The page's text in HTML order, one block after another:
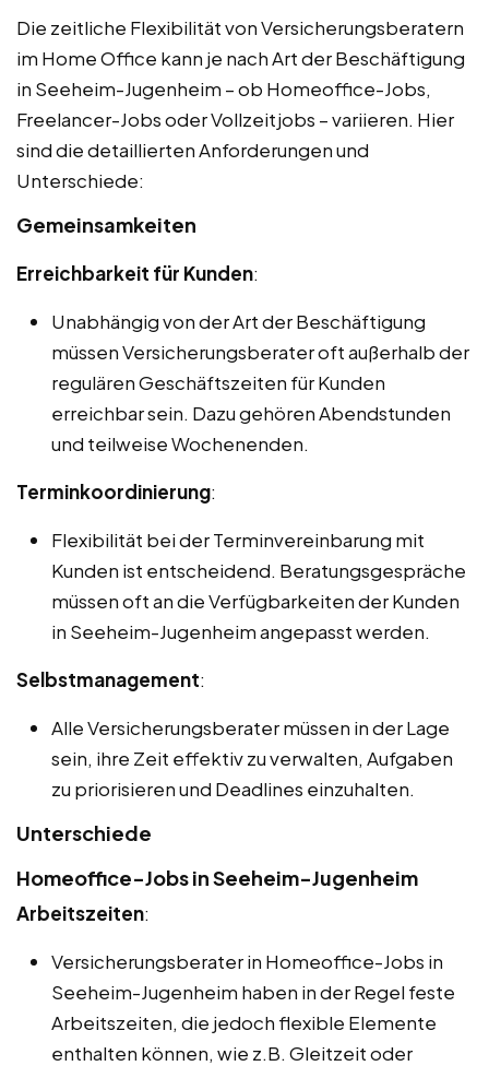
Die zeitliche Flexibilität von Versicherungsberatern
im Home Office kann je nach Art der Beschäftigung
in Seeheim-Jugenheim – ob Homeoffice-Jobs,
Freelancer-Jobs oder Vollzeitjobs – variieren. Hier
sind die detaillierten Anforderungen und
Unterschiede:
Gemeinsamkeiten
Erreichbarkeit für Kunden:
Unabhängig von der Art der Beschäftigung
müssen Versicherungsberater oft außerhalb der
regulären Geschäftszeiten für Kunden
erreichbar sein. Dazu gehören Abendstunden
und teilweise Wochenenden.
Terminkoordinierung:
Flexibilität bei der Terminvereinbarung mit
Kunden ist entscheidend. Beratungsgespräche
müssen oft an die Verfügbarkeiten der Kunden
in Seeheim-Jugenheim angepasst werden.
Selbstmanagement:
Alle Versicherungsberater müssen in der Lage
sein, ihre Zeit effektiv zu verwalten, Aufgaben
zu priorisieren und Deadlines einzuhalten.
Unterschiede
Homeoffice-Jobs in Seeheim-Jugenheim
Arbeitszeiten:
Versicherungsberater in Homeoffice-Jobs in
Seeheim-Jugenheim haben in der Regel feste
Arbeitszeiten, die jedoch flexible Elemente
enthalten können, wie z.B. Gleitzeit oder